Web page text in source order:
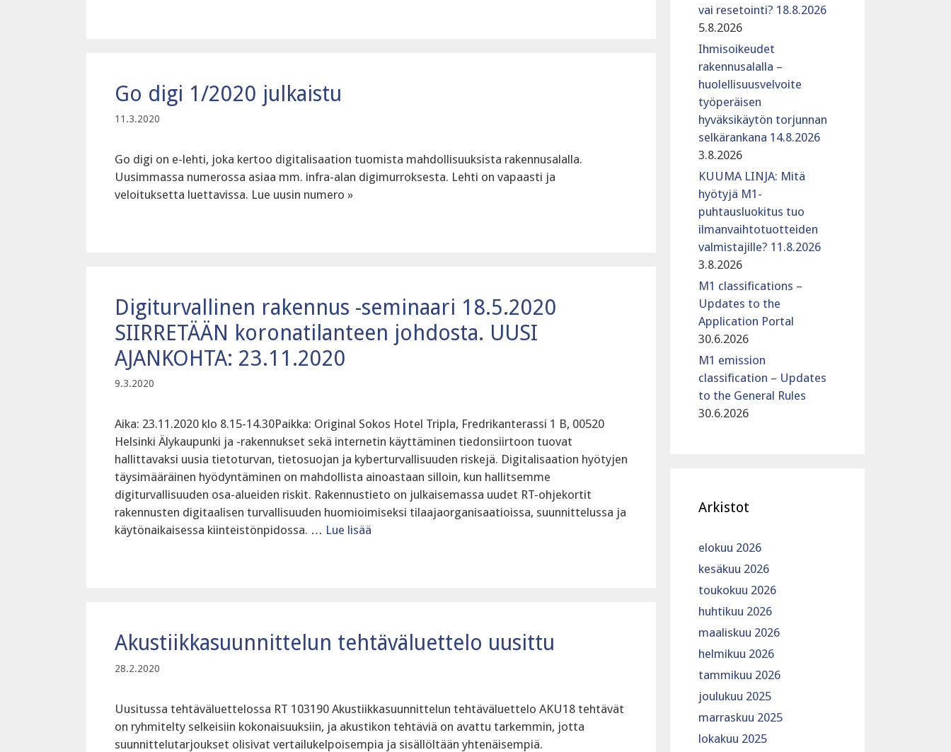
Go digi 1/2020 julkaistu
11.3.2020
Go digi on e-lehti, joka kertoo digitalisaation tuomista mahdollisuuksista rakennusalalla.
Uusimmassa numerossa asiaa mm. infra-alan digimurroksesta. Lehti on vapaasti ja
veloituksetta luettavissa. Lue uusin numero »
Digiturvallinen rakennus -seminaari 18.5.2020
SIIRRETÄÄN koronatilanteen johdosta. UUSI
AJANKOHTA: 23.11.2020
9.3.2020
Aika: 23.11.2020 klo 8.15-14.30Paikka: Original Sokos Hotel Tripla, Fredrikanterassi 1 B, 00520
Helsinki Älykaupunki ja -rakennukset sekä internetin käyttäminen tiedonsiirtoon tuovat
hallittavaksi uusia tietoturvan, tietosuojan ja kyberturvallisuuden riskejä. Digitalisaation hyötyjen
täysimääräinen hyödyntäminen on mahdollista ainoastaan silloin, kun hallitsemme
digiturvallisuuden osa-alueiden riskit. Rakennustieto on julkaisemassa uudet RT-ohjekortit
rakennusten digitaalisen turvallisuuden huomioimiseksi tilaajaorganisaatioissa, suunnittelussa ja
käytönaikaisessa kiinteistönpidossa. … Lue lisää
Akustiikkasuunnittelun tehtäväluettelo uusittu
28.2.2020
Uusitussa tehtäväluettelossa RT 103190 Akustiikkasuunnittelun tehtäväluettelo AKU18 tehtävät
on ryhmitelty selkeisiin kokonaisuuksiin, ja akustikon tehtäviä on avattu tarkemmin, jotta
suunnittelutarjoukset olisivat vertailukelpoisempia ja sisällöltään yhtenäisempiä.
vai resetointi? 18.8.2026
5.8.2026
Ihmisoikeudet
rakennusalalla –
huolellisuusvelvoite
työperäisen
hyväksikäytön torjunnan
selkärankana 14.8.2026
3.8.2026
KUUMA LINJA: Mitä
hyötyjä M1-
puhtausluokitus tuo
ilmanvaihtotuotteiden
valmistajille? 11.8.2026
3.8.2026
M1 classifications –
Updates to the
Application Portal
30.6.2026
M1 emission
classification – Updates
to the General Rules
30.6.2026
Arkistot
elokuu 2026
kesäkuu 2026
toukokuu 2026
huhtikuu 2026
maaliskuu 2026
helmikuu 2026
tammikuu 2026
joulukuu 2025
marraskuu 2025
lokakuu 2025